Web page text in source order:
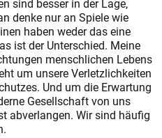
sind besser in der Lage,
denke nur an Spiele wie
haben weder das eine
ist der Unterschied. Meine
menschlichen Lebens
um unsere Verletzlichkeiten
Und um die Erwartung
Gesellschaft von uns
abverlangen. Wir sind häufig